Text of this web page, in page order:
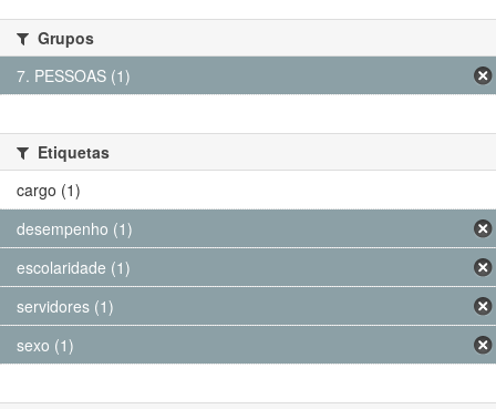
Grupos
7. PESSOAS (1)
Etiquetas
cargo (1)
desempenho (1)
escolaridade (1)
servidores (1)
sexo (1)